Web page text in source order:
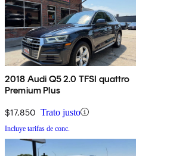
2018 Audi Q5 2.0 TFSI quattro
Premium Plus
$17,850 Trato justo
Incluye tarifas de conc.